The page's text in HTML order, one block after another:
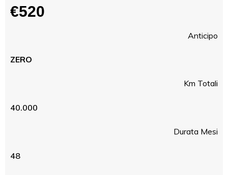
€520
Anticipo
ZERO
Km Totali
40.000
Durata Mesi
48